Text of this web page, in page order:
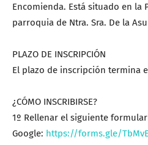
Encomienda. Está situado en la
parroquia de Ntra. Sra. De la
PLAZO DE INSCRIPCIÓN
El plazo de inscripción termina
¿CÓMO INSCRIBIRSE?
1º Rellenar el siguiente
Google: https://forms.gle/